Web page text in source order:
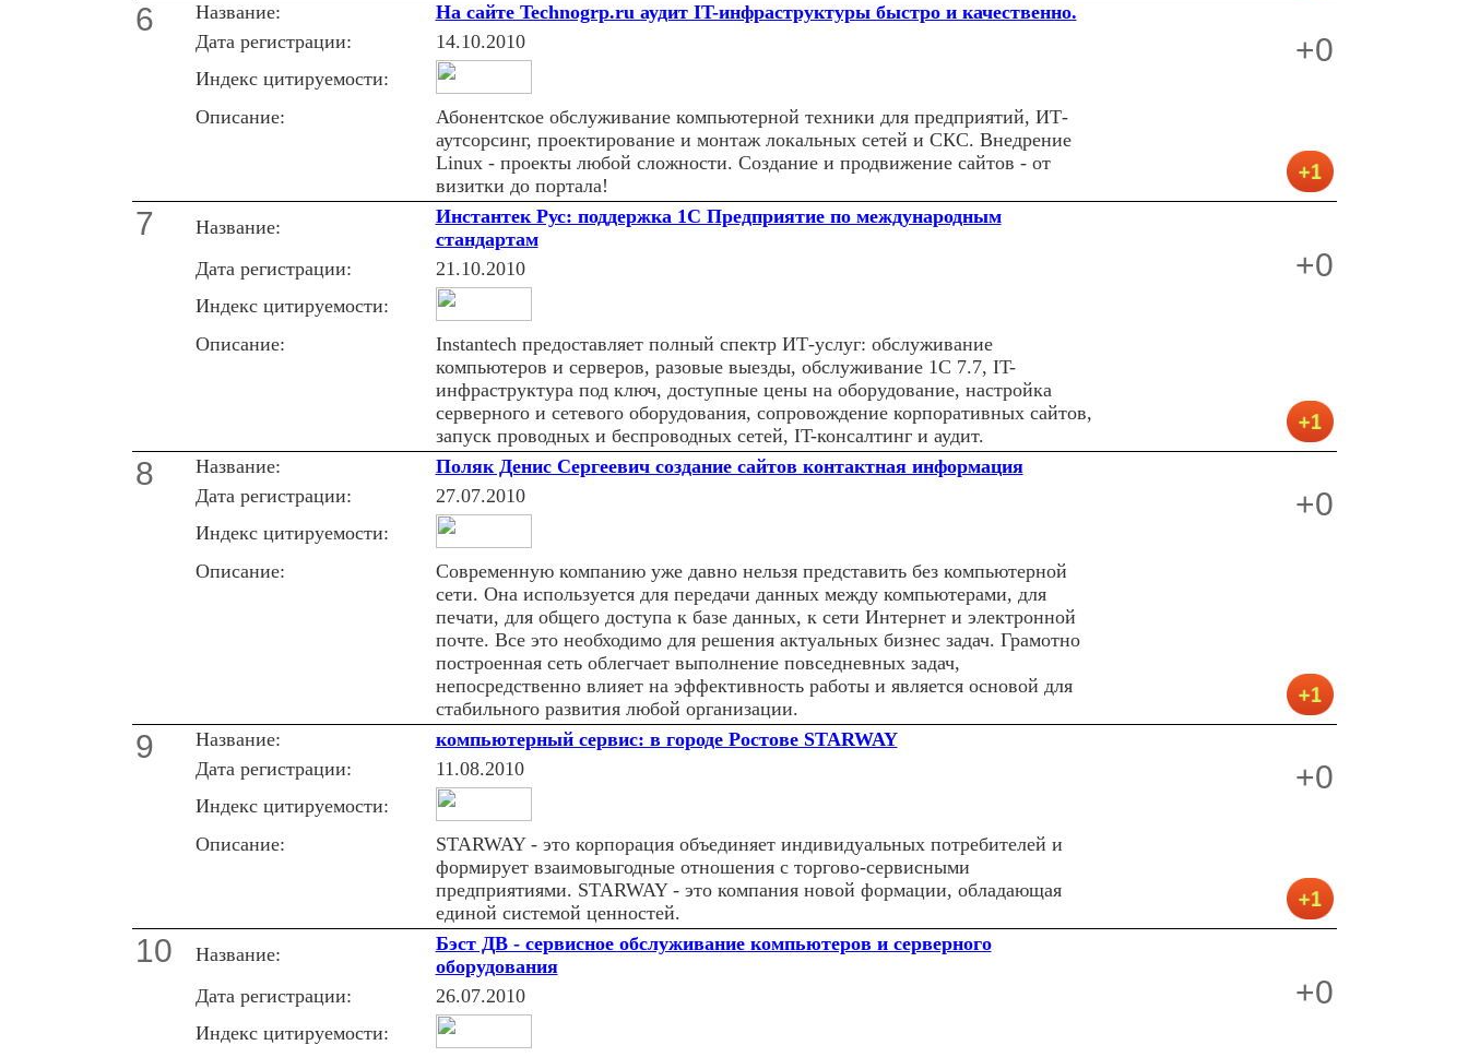
6 Название: На сайте Technogrp.ru аудит IT-инфраструктуры быстро и качественно.
+0
Дата регистрации:
14.10.2010
Индекс цитируемости:
Описание:
Абонентское обслуживание компьютерной техники для предприятий, ИТ-
аутсорсинг, проектирование и монтаж локальных сетей и СКС. Внедрение
Linux - проекты любой сложности. Создание и продвижение сайтов - от
визитки до портала!
7 Название:
Инстантек Рус: поддержка 1С Предприятие по международным
стандартам
+0
Дата регистрации:
21.10.2010
Индекс цитируемости:
Описание:
Instantech предоставляет полный спектр ИТ-услуг: обслуживание
компьютеров и серверов, разовые выезды, обслуживание 1С 7.7, IT-
инфраструктура под ключ, доступные цены на оборудование, настройка
серверного и сетевого оборудования, сопровождение корпоративных сайтов,
запуск проводных и беспроводных сетей, IT-консалтинг и аудит.
8 Название: Поляк Денис Сергеевич создание сайтов контактная информация
+0
Дата регистрации:
27.07.2010
Индекс цитируемости:
Описание:
Современную компанию уже давно нельзя представить без компьютерной
сети. Она используется для передачи данных между компьютерами, для
печати, для общего доступа к базе данных, к сети Интернет и электронной
почте. Все это необходимо для решения актуальных бизнес задач. Грамотно
построенная сеть облегчает выполнение повседневных задач,
непосредственно влияет на эффективность работы и является основой для
стабильного развития любой организации.
9 Название: компьютерный сервис: в городе Ростове STARWAY
+0
Дата регистрации:
11.08.2010
Индекс цитируемости:
Описание:
STARWAY - это корпорация объединяет индивидуальных потребителей и
формирует взаимовыгодные отношения с торгово-сервисными
предприятиями. STARWAY - это компания новой формации, обладающая
единой системой ценностей.
10 Название:
Бэст ДВ - сервисное обслуживание компьютеров и серверного
оборудования
+0
Дата регистрации:
26.07.2010
Индекс цитируемости: